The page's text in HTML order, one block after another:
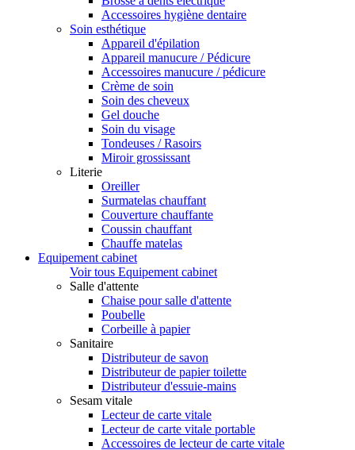
Accessoires hygiène dentaire
Soin esthétique
Appareil d'épilation
Appareil manucure / Pédicure
Accessoires manucure / pédicure
Crème de soin
Soin des cheveux
Gel douche
Soin du visage
Tondeuses / Rasoirs
Miroir grossissant
Literie
Oreiller
Surmatelas chauffant
Couverture chauffante
Coussin chauffant
Chauffe matelas
Equipement cabinet
Voir tous Equipement cabinet
Salle d'attente
Chaise pour salle d'attente
Poubelle
Corbeille à papier
Sanitaire
Distributeur de savon
Distributeur de papier toilette
Distributeur d'essuie-mains
Sesam vitale
Lecteur de carte vitale
Lecteur de carte vitale portable
Accessoires de lecteur de carte vitale